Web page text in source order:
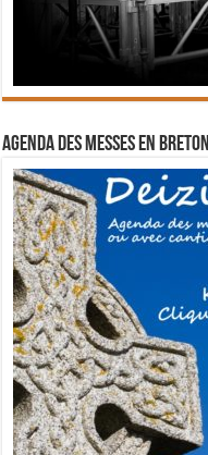
Agenda des messes en breton